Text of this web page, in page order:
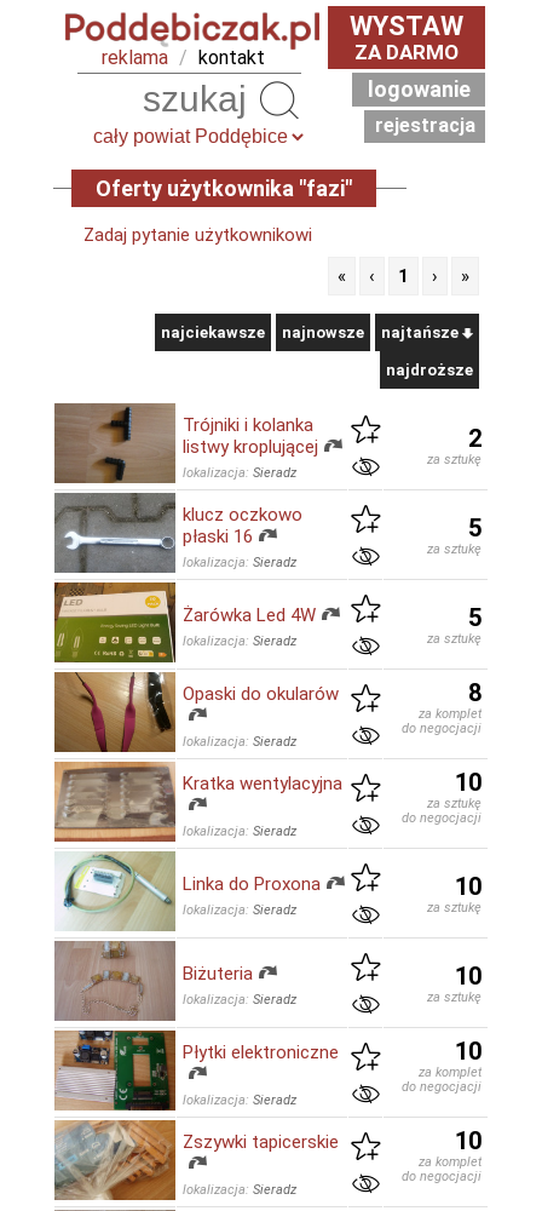
reklama / kontakt
WYSTAW
ZA DARMO
logowanie
rejestracja
Oferty użytkownika "fazi"
Zadaj pytanie użytkownikowi
«
‹ 1 › »
najciekawsze najnowsze najtańsze
najdroższe
Trójniki i kolanka
listwy kroplującej
lokalizacja: Sieradz
2
za sztukę
klucz oczkowo
płaski 16
lokalizacja: Sieradz
5
za sztukę
Żarówka Led 4W
lokalizacja: Sieradz
5
za sztukę
Opaski do okularów
lokalizacja: Sieradz
8
za komplet
do negocjacji
Kratka wentylacyjna
lokalizacja: Sieradz
10
za sztukę
do negocjacji
Linka do Proxona
lokalizacja: Sieradz
10
za sztukę
Biżuteria
lokalizacja: Sieradz
10
za sztukę
Płytki elektroniczne
lokalizacja: Sieradz
10
za komplet
do negocjacji
Zszywki tapicerskie
lokalizacja: Sieradz
10
za komplet
do negocjacji